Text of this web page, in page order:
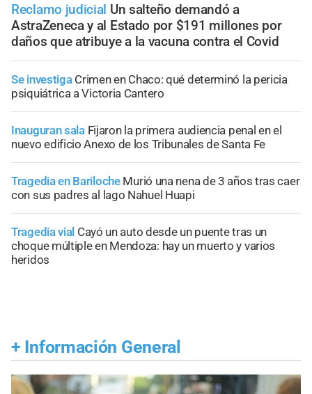
Reclamo judicial Un salteño demandó a
AstraZeneca y al Estado por $191 millones por
daños que atribuye a la vacuna contra el Covid
Se investiga Crimen en Chaco: qué determinó la pericia
psiquiátrica a Victoria Cantero
Inauguran sala Fijaron la primera audiencia penal en el
nuevo edificio Anexo de los Tribunales de Santa Fe
Tragedia en Bariloche Murió una nena de 3 años tras caer
con sus padres al lago Nahuel Huapi
Tragedia vial Cayó un auto desde un puente tras un
choque múltiple en Mendoza: hay un muerto y varios
heridos
+ Información General